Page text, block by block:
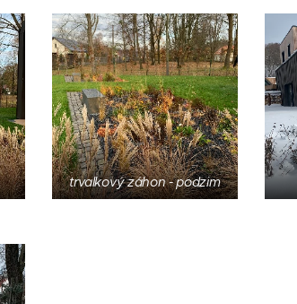
trvalkový záhon - podzim